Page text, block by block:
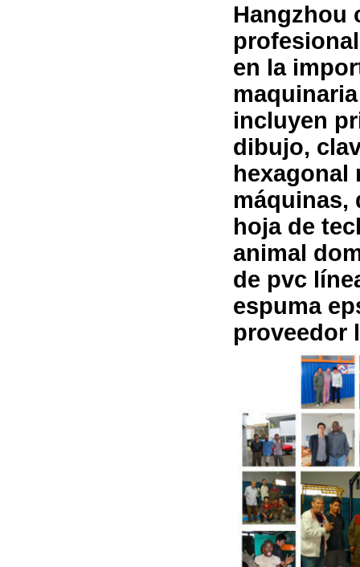
Hangzhou
en la
incluyen
dibujo,
hexagonal
máquinas,
hoja de
animal
de pvc
espuma
proveedor